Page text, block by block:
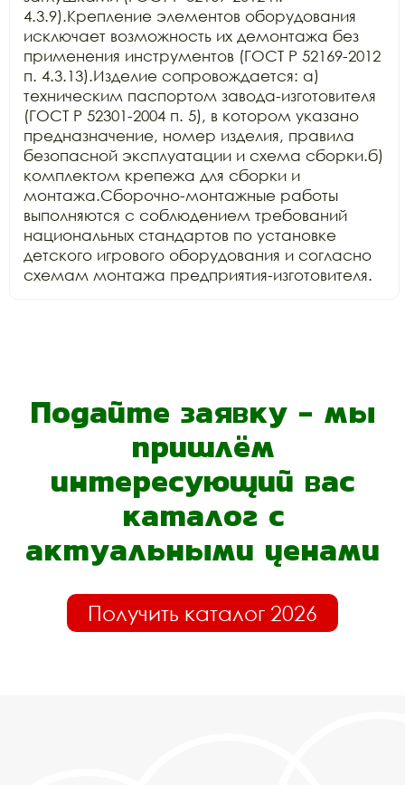
4.3.9).Крепление элементов оборудования
исключает возможность их демонтажа без
применения инструментов (ГОСТ Р 52169-2012
п. 4.3.13).Изделие сопровождается: а)
техническим паспортом завода-изготовителя
(ГОСТ Р 52301-2004 п. 5), в котором указано
предназначение, номер изделия, правила
безопасной эксплуатации и схема сборки.б)
комплектом крепежа для сборки и
монтажа.Сборочно-монтажные работы
выполняются с соблюдением требований
национальных стандартов по установке
детского игрового оборудования и согласно
схемам монтажа предприятия-изготовителя.
Подайте заявку - мы
пришлём
интересующий вас
каталог с
актуальными ценами
Получить каталог 2026